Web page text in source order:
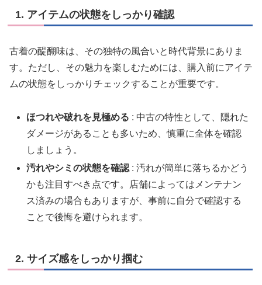
1. アイテムの状態をしっかり確認
古着の醍醐味は、その独特の風合いと時代背景にありま
す。ただし、その魅力を楽しむためには、購入前にアイテ
ムの状態をしっかりチェックすることが重要です。
ほつれや破れを見極める : 中古の特性として、隠れた
ダメージがあることも多いため、慎重に全体を確認
しましょう。
汚れやシミの状態を確認: 汚れが簡単に落ちるかどう
かも注目すべき点です。店舗によってはメンテナン
ス済みの場合もありますが、事前に自分で確認する
ことで後悔を避けられます。
2. サイズ感をしっかり掴む